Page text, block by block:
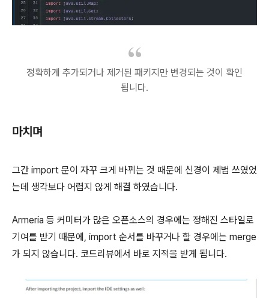
정확하게 추가되거나 제거된 패키지만 변경되는 것이 확인
됩니다.
마치며
그간 import 문이 자꾸 크게 바뀌는 것 때문에 신경이 제법 쓰였었
는데 생각보다 어렵지 않게 해결 하였습니다.
Armeria 등 커미터가 많은 오픈소스의 경우에는 정해진 스타일로
기여를 받기 때문에, import 순서를 바꾸거나 할 경우에는 merge
가 되지 않습니다. 코드리뷰에서 바로 지적을 받게 됩니다.